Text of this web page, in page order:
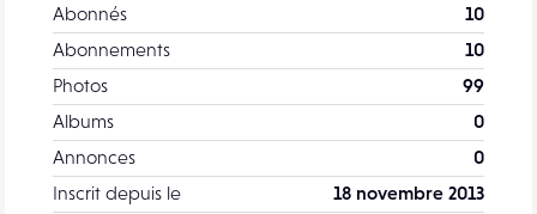
Abonnés
10
Abonnements
10
Photos
99
Albums
0
Annonces
0
Inscrit depuis le
18 novembre 2013